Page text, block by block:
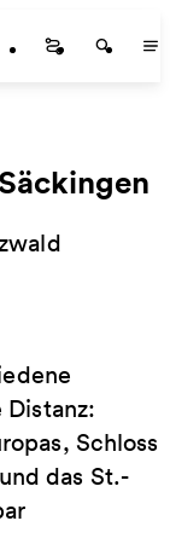
Startseite
Schloss
das St.-